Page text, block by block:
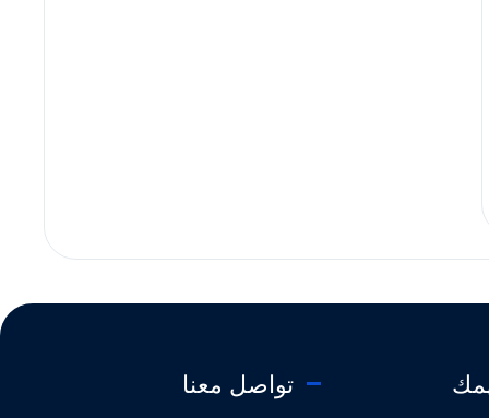
تواصل معنا